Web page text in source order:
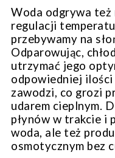
Woda odgrywa
regulacji
przebywamy na
Odparowując,
utrzymać jego
odpowiedniej
zawodzi, co grozi
udarem cieplnym.
płynów w trakcie i
woda, ale też
osmotycznym bez